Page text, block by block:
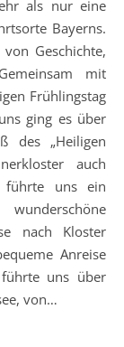
Bayerns.
Geschichte,
mit
Frühlingstag
ging es über
des „Heiligen
auch
führte uns ein
nach Kloster
Anreise
uns über
von…